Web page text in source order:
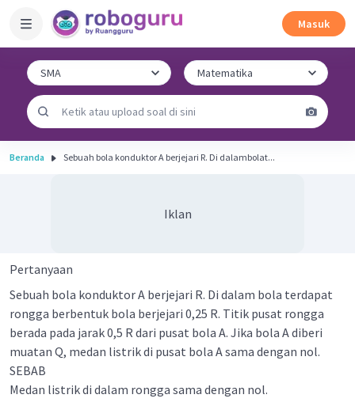
Masuk
Beranda Sebuah bola konduktor A berjejari R. Di dalambolat...
Iklan
Pertanyaan
Sebuah bola konduktor A berjejari R. Di dalam bola terdapat
rongga berbentuk bola berjejari 0,25 R. Titik pusat rongga
berada pada jarak 0,5 R dari pusat bola A. Jika bola A diberi
muatan Q, medan listrik di pusat bola A sama dengan nol.
SEBAB
Medan listrik di dalam rongga sama dengan nol.